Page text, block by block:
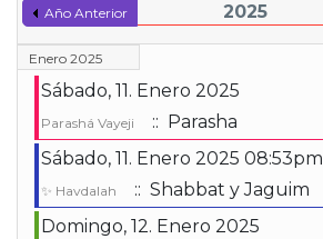
Año Anterior 2025
Enero 2025
Sábado, 11. Enero 2025
Parashá Vayeji
:: Parasha
Sábado, 11. Enero 2025 08:53pm
✨ Havdalah
:: Shabbat y Jaguim
Domingo, 12. Enero 2025